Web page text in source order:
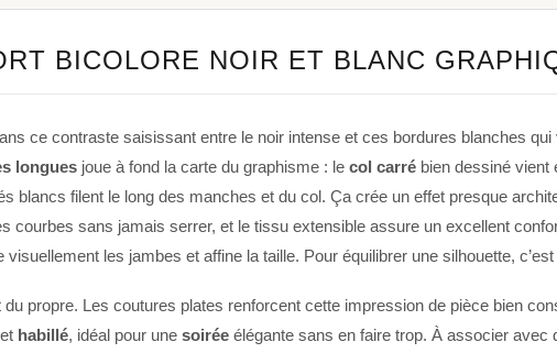
BICOLORE NOIR ET BLANC
ce contraste saisissant entre le noir intense et ces bordures blanches
longues joue à fond la carte du graphisme : le col carré bien dessiné vient
blancs filent le long des manches et du col. Ça crée un effet presque
courbes sans jamais serrer, et le tissu extensible assure un excellent
visuellement les jambes et affine la taille. Pour équilibrer une silhouette, c’est
du propre. Les coutures plates renforcent cette impression de pièce bien
et habillé, idéal pour une soirée élégante sans en faire trop. À associer avec